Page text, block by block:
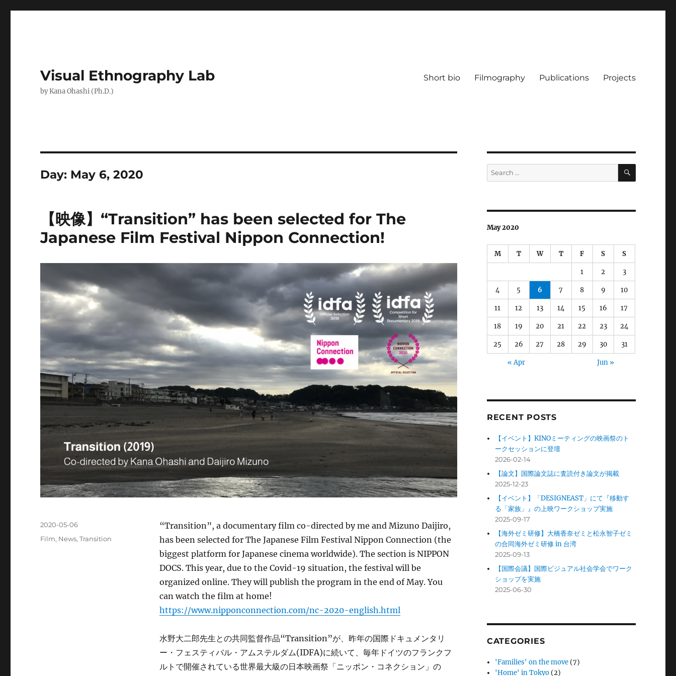
Visual Ethnography Lab
by Kana Ohashi (Ph.D.)
Short bio Filmography Publications Projects
Day: May 6, 2020
【映像】“Transition” has been selected for The
Japanese Film Festival Nippon Connection!
“Transition”, a documentary film co-directed by me and Mizuno Daijiro,
has been selected for The Japanese Film Festival Nippon Connection (the
biggest platform for Japanese cinema worldwide). The section is NIPPON
DOCS. This year, due to the Covid-19 situation, the festival will be
organized online. They will publish the program in the end of May. You
can watch the film at home!
https://www.nipponconnection.com/nc-2020-english.html
水野大二郎先生との共同監督作品“Transition”が、昨年の国際ドキュメンタリ
ー・フェスティバル・アムステルダム(IDFA)に続いて、毎年ドイツのフランクフ
ルトで開催されている世界最大級の日本映画祭「ニッポン・コネクション」の
Posted
on
2020-05-06
Categories
Film, News,Transition
Search
for:
SEARCH
May 2020
M T W T F S S
1 2 3
4 5 6 7 8 9 10
11 12 13 14 15 16 17
18 19 20 21 22 23 24
25 26 27 28 29 30 31
« Apr Jun »
RECENT POSTS
【イベント】KINOミーティングの映画祭のト
ークセッションに登壇
2026-02-14
【論文】国際論文誌に査読付き論文が掲載
2025-12-23
【イベント】「DESIGNEAST」にて『移動す
る「家族」』の上映ワークショップ実施
2025-09-17
【海外ゼミ研修】大橋香奈ゼミと松永智子ゼミ
の合同海外ゼミ研修 in 台湾
2025-09-13
【国際会議】国際ビジュアル社会学会でワーク
ショップを実施
2025-06-30
CATEGORIES
'Families' on the move (7)
'Home' in Tokyo (2)